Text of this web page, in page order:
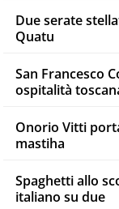
Due serate
Quatu
San Francesco
ospitalità
Onorio Vitti
mastiha
Spaghetti allo
italiano su due